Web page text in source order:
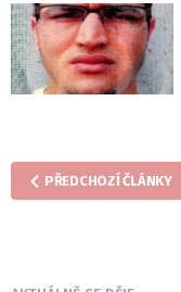
PŘEDCHOZÍ ČLÁNKY